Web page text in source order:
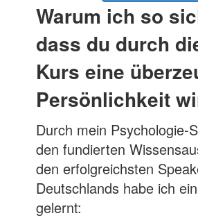
Warum ich so
dass du durch
Kurs eine
Persönlichkeit
Durch mein Psychologie-
den fundierten
den erfolgreichsten
Deutschlands habe ich
gelernt: